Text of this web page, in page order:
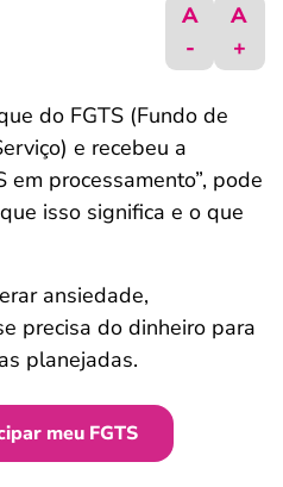
A
-
A
+
do FGTS (Fundo de
e recebeu a
em processamento”, pode
isso significa e o que
ansiedade,
precisa do dinheiro para
planejadas.
meu FGTS